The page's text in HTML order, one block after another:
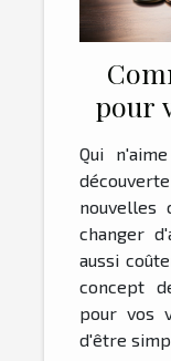
pour
Qui
nouvelles
changer
aussi
concept
pour vos
d'être